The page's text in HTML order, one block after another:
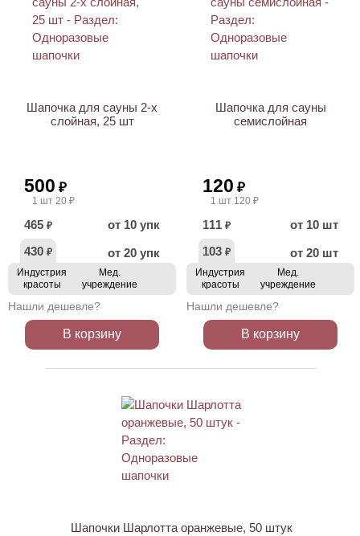
Шапочка для сауны 2-х
слойная, 25 шт
500 ₽
1 шт 20 ₽
465 ₽
от 10 упк
430 ₽ от 20 упк
Индустрия
красоты
Мед.
учреждение
Нашли дешевле?
В корзину
Шапочка для сауны
семислойная
120 ₽
1 шт 120 ₽
111 ₽
от 10 шт
103 ₽ от 20 шт
Индустрия
красоты
Мед.
учреждение
Нашли дешевле?
В корзину
Шапочки Шарлотта оранжевые, 50 штук